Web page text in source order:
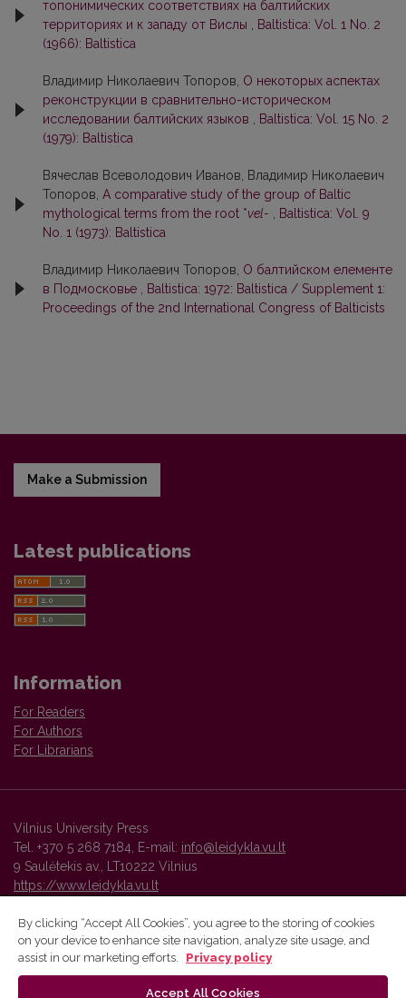
топонимических соответствиях на балтийских
территориях и к западу от Вислы
Baltistica: Vol. 1 No. 2
(1966): Baltistica
Владимир Николаевич Топоров, О некоторых аспектах
реконструкции в сравнительно-историческом
исследовании балтийских языков
Baltistica: Vol. 15 No. 2
(1979): Baltistica
Вячеслав Всеволодович Иванов, Владимир Николаевич
Топоров, A comparative study of the group of Baltic
mythological terms from the root *vel-
Baltistica: Vol. 9
No. 1 (1973): Baltistica
Владимир Николаевич Топоров, О балтийском елементе
в Подмосковье
Baltistica: 1972: Baltistica / Supplement 1:
Proceedings of the 2nd International Congress of Balticists
Make a Submission
Latest publications
Information
For Readers
For Authors
For Librarians
Vilnius University Press
Tel. +370 5 268 7184, E-mail: info@leidykla.vu.lt
9 Saulėtekis av., LT10222 Vilnius
https://www.leidykla.vu.lt
Vilnius University Press platform and metadata are distributed by
By clicking “Accept All Cookies”, you agree to the storing of cookies
on your device to enhance site navigation, analyze site usage, and
assist in our marketing efforts.
Privacy policy
Accept All Cookies